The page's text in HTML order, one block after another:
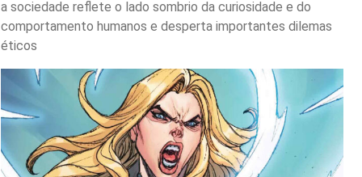
a sociedade reflete o lado sombrio da curiosidade e do
comportamento humanos e desperta importantes dilemas
éticos